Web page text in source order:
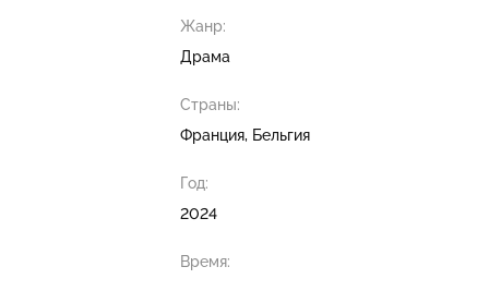
Жанр:
Драма
Страны:
Франция, Бельгия
Год:
2024
Время: